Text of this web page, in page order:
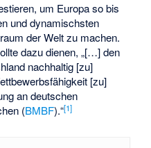
um Europa so bis
und dynamischsten
der Welt zu machen.
dazu dienen, „[…] den
nachhaltig [zu]
[zu]
an deutschen
(BMBF).“[1]